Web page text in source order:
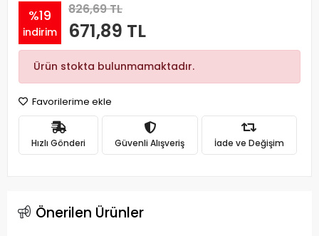
%19
indirim
826,69 TL
671,89 TL
Ürün stokta bulunmamaktadır.
Favorilerime ekle
Hızlı Gönderi Güvenli Alışveriş İade ve Değişim
Önerilen Ürünler